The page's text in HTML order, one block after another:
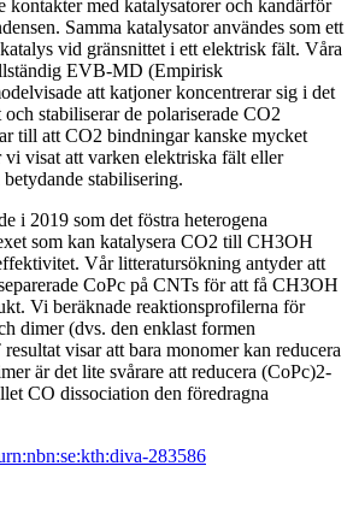
kontakter med katalysatorer och kandärför
Samma katalysator användes som ett
vid gränsnittet i ett elektrisk fält. Våra
EVB-MD (Empirisk
att katjoner koncentrerar sig i det
stabiliserar de polariserade CO2
till att CO2 bindningar kanske mycket
vi visat att varken elektriska fält eller
stabilisering.
i 2019 som det föstra heterogena
som kan katalysera CO2 till CH3OH
Vår litteratursökning antyder att
CoPc på CNTs för att få CH3OH
Vi beräknade reaktionsprofilerna för
dimer (dvs. den enklast formen
visar att bara monomer kan reducera
är det lite svårare att reducera (CoPc)2-
CO dissociation den föredragna
283586